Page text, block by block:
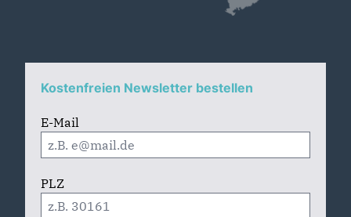
Kostenfreien Newsletter bestellen
E-Mail
PLZ